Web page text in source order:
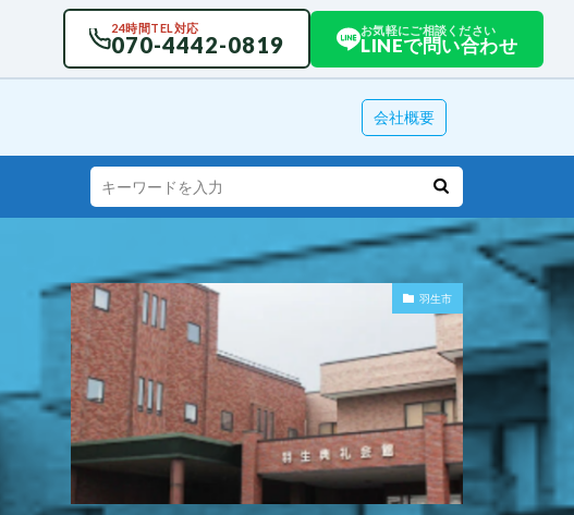
24時間TEL対応
070-4442-0819
お気軽にご相談ください
LINEで問い合わせ
会社概要
羽生市